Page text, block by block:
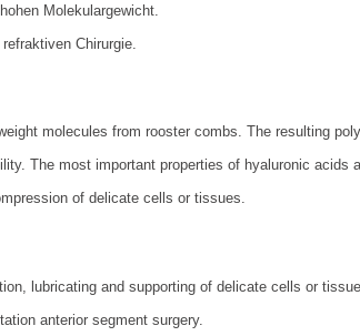
Molekulargewicht.
Chirurgie.
molecules from rooster combs. The resulting
The most important properties of hyaluronic
of delicate cells or tissues.
lubricating and supporting of delicate cells or
anterior segment surgery.